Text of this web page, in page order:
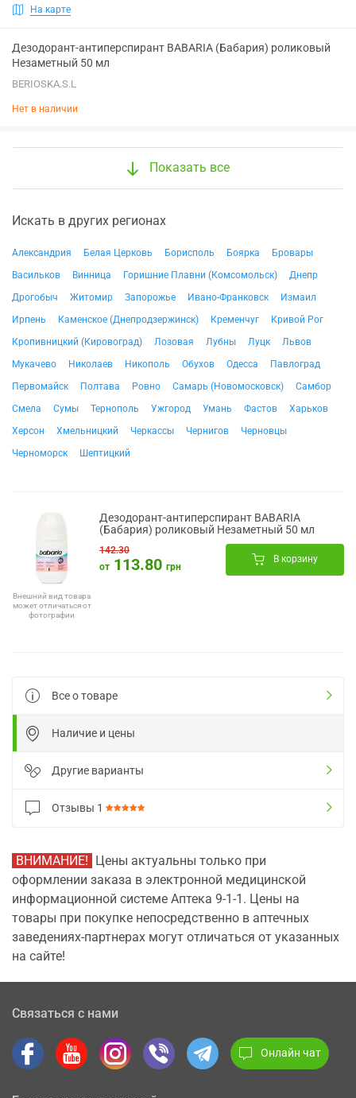
На карте
Дезодорант-антиперспирант BABARIA (Бабария) роликовый
Незаметный 50 мл
BERIOSKA.S.L
Нет в наличии
Показать все
Искать в других регионах
Александрия Белая Церковь Борисполь Боярка
Бровары
Васильков
Винница Горишние Плавни (Комсомольск)
Днепр
Дрогобыч
Житомир Запорожье Ивано-Франковск
Измаил
Ирпень
Каменское (Днепродзержинск) Кременчуг
Кривой Рог
Кропивницкий (Кировоград)
Лозовая Лубны Луцк
Львов
Мукачево
Николаев Никополь Обухов Одесса
Павлоград
Первомайск
Полтава Ровно Самарь (Новомосковск)
Самбор
Смела
Сумы Тернополь Ужгород Умань Фастов
Харьков
Херсон
Хмельницкий Черкассы Чернигов
Черновцы
Черноморск
Шептицкий
Внешний вид товара
может отличаться от
фотографии
Дезодорант-антиперспирант BABARIA
(Бабария) роликовый Незаметный 50 мл
142.30
от 113.80 грн
В корзину
Все о товаре
Наличие и цены
Другие варианты
Отзывы 1
ВНИМАНИЕ! Цены актуальны только при
оформлении заказа в электронной медицинской
информационной системе Аптека 9-1-1. Цены на
товары при покупке непосредственно в аптечных
заведениях-партнерах могут отличаться от указанных
на сайте!
Связаться с нами
Онлайн чат